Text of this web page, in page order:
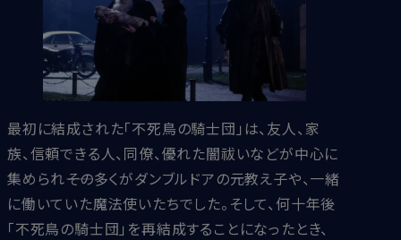
最初に結成された「不死鳥の騎士団」は、友人、家
族、信頼できる人、同僚、優れた闇祓いなどが中心に
集められ――その多くがダンブルドアの元教え子や、一緒
に働いていた魔法使いたちでした。そして、何十年後
「不死鳥の騎士団」を再結成することになったとき、